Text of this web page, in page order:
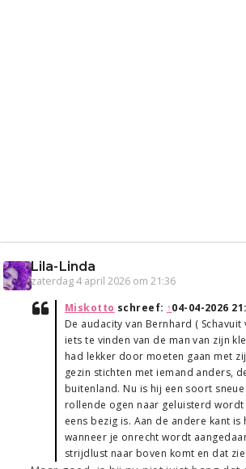
Lila-Linda
zaterdag 4 april 2026 om 21:36
Miskotto schreef: ↑04-04-2026
De audacity van Bernhard ( Schavuit
iets te vinden van de man van zijn
had lekker door moeten gaan met
gezin stichten met iemand anders,
buitenland. Nu is hij een soort
rollende ogen naar geluisterd wordt
eens bezig is. Aan de andere kant is
wanneer je onrecht wordt
strijdlust naar boven komt en dat